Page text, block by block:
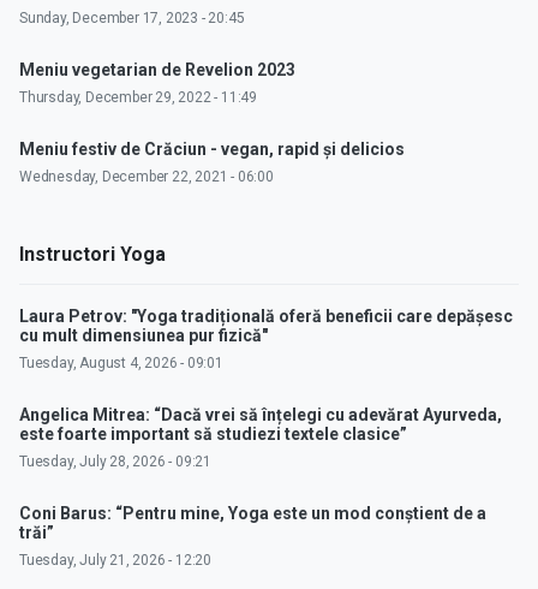
Sunday, December 17, 2023 - 20:45
Meniu vegetarian de Revelion 2023
Thursday, December 29, 2022 - 11:49
Meniu festiv de Crăciun - vegan, rapid și delicios
Wednesday, December 22, 2021 - 06:00
Instructori Yoga
Laura Petrov: "Yoga tradițională oferă beneficii care depășesc
cu mult dimensiunea pur fizică"
Tuesday, August 4, 2026 - 09:01
Angelica Mitrea: “Dacă vrei să înțelegi cu adevărat Ayurveda,
este foarte important să studiezi textele clasice”
Tuesday, July 28, 2026 - 09:21
Coni Barus: “Pentru mine, Yoga este un mod conștient de a
trăi”
Tuesday, July 21, 2026 - 12:20